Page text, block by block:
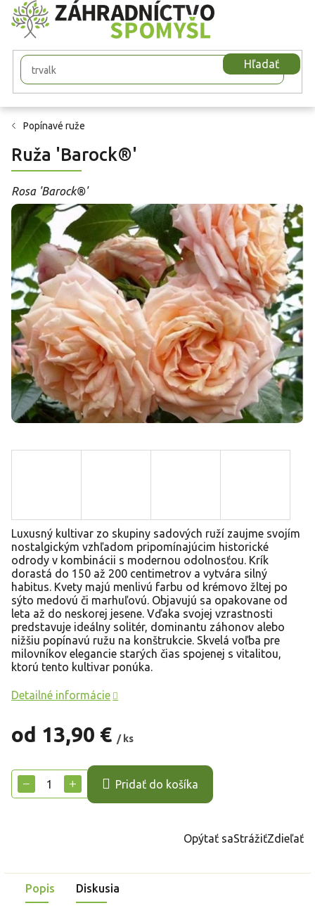
Prejsť
na
obsah
Hľadať
Popínavé ruže
Ruža 'Barock®'
Rosa 'Barock®'
od 13,90 € / ks
cena:
+
− Pridať do košíka
Luxusný kultivar zo skupiny sadových ruží zaujme svojím
nostalgickým vzhľadom pripomínajúcim historické
odrody v kombinácii s modernou odolnosťou. Krík
dorastá do 150 až 200 centimetrov a vytvára silný
habitus. Kvety majú menlivú farbu od krémovo žltej po
sýto medovú či marhuľovú. Objavujú sa opakovane od
leta až do neskorej jesene. Vďaka svojej vzrastnosti
predstavuje ideálny solitér, dominantu záhonov alebo
nižšiu popínavú ružu na konštrukcie. Skvelá voľba pre
milovníkov elegancie starých čias spojenej s vitalitou,
ktorú tento kultivar ponúka.
Detailné informácie
Opýtať saStrážiťZdieľať
Popis Diskusia